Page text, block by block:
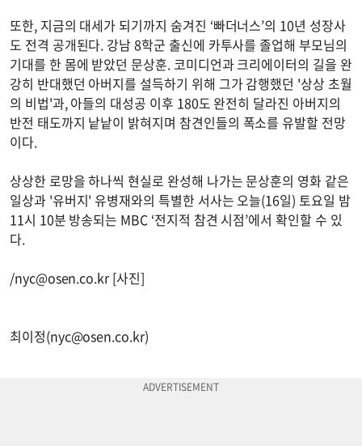
또한, 지금의 대세가 되기까지 숨겨진 ‘빠더너스’의 10년 성장사
도 전격 공개된다. 강남 8학군 출신에 카투사를 졸업해 부모님의
기대를 한 몸에 받았던 문상훈. 코미디언과 크리에이터의 길을 완
강히 반대했던 아버지를 설득하기 위해 그가 감행했던 '상상 초월
의 비법'과, 아들의 대성공 이후 180도 완전히 달라진 아버지의
반전 태도까지 낱낱이 밝혀지며 참견인들의 폭소를 유발할 전망
이다.
상상한 로망을 하나씩 현실로 완성해 나가는 문상훈의 영화 같은
일상과 '유버지' 유병재와의 특별한 서사는 오늘(16일) 토요일 밤
11시 10분 방송되는 MBC ‘전지적 참견 시점’에서 확인할 수 있
다.
/nyc@osen.co.kr[사진]
최이정(nyc@osen.co.kr)